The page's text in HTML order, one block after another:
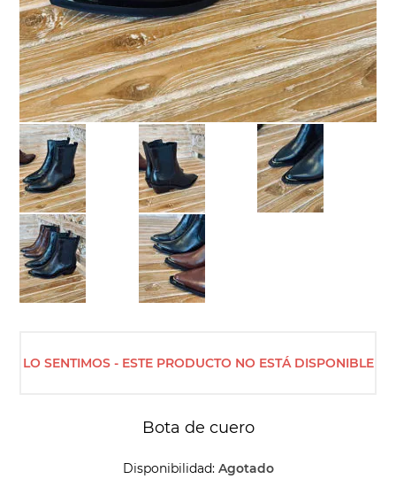
LO SENTIMOS - ESTE PRODUCTO NO ESTÁ DISPONIBLE
Bota de cuero
Disponibilidad: Agotado